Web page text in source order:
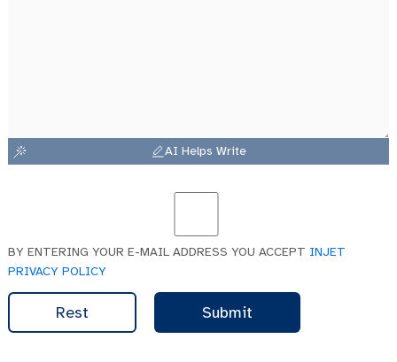
AI Helps Write
BY ENTERING YOUR E-MAIL ADDRESS YOU ACCEPT INJET
PRIVACY POLICY
Rest Submit